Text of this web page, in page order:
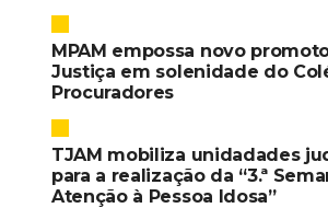
MPAM empossa novo
Justiça em solenidade do
Procuradores
TJAM mobiliza unidadades
para a realização da “3.ª
Atenção à Pessoa Idosa”